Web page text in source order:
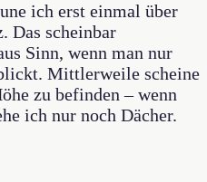
ich erst einmal über
Das scheinbar
Sinn, wenn man nur
Mittlerweile scheine
zu befinden – wenn
ich nur noch Dächer.